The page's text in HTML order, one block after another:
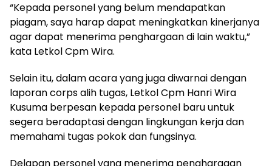
“Kepada personel yang belum mendapatkan
piagam, saya harap dapat meningkatkan kinerjanya
agar dapat menerima penghargaan di lain waktu,”
kata Letkol Cpm Wira.
Selain itu, dalam acara yang juga diwarnai dengan
laporan corps alih tugas, Letkol Cpm Hanri Wira
Kusuma berpesan kepada personel baru untuk
segera beradaptasi dengan lingkungan kerja dan
memahami tugas pokok dan fungsinya.